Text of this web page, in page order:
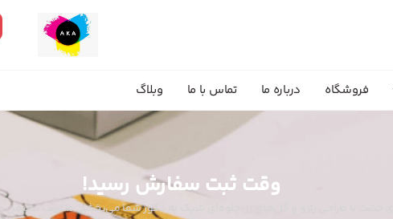
فروشگاه درباره ما تماس با ما وبلاگ
وقت ثبت سفارش رسید!
خشت با طراحی رترو و گل‌های رز، جلوه‌ای شیک به دکور شما می‌بخشد. مناسب نشیمن و